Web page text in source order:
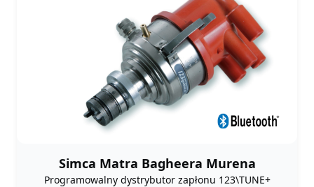
Simca Matra Bagheera Murena
Programowalny dystrybutor zapłonu 123\TUNE+